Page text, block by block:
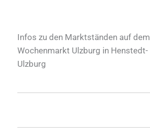
Infos zu den Marktständen auf dem
Wochenmarkt Ulzburg in Henstedt-
Ulzburg